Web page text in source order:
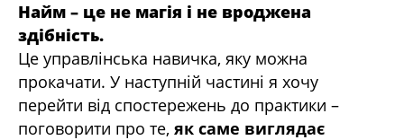
Найм – це не магія і не вроджена
здібність.
Це управлінська навичка, яку можна
прокачати. У наступній частині я хочу
перейти від спостережень до практики –
поговорити про те, як саме виглядає